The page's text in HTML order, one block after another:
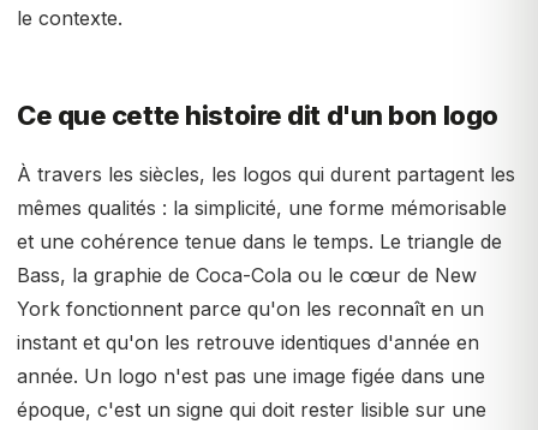
le contexte.
Ce que cette histoire dit d'un bon logo
À travers les siècles, les logos qui durent partagent les
mêmes qualités : la simplicité, une forme mémorisable
et une cohérence tenue dans le temps. Le triangle de
Bass, la graphie de Coca-Cola ou le cœur de New
York fonctionnent parce qu'on les reconnaît en un
instant et qu'on les retrouve identiques d'année en
année. Un logo n'est pas une image figée dans une
époque, c'est un signe qui doit rester lisible sur une